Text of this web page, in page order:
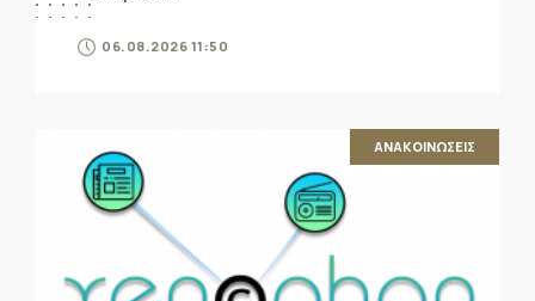
06.08.2026 11:50
ΑΝΑΚΟΙΝΩΣΕΙΣ